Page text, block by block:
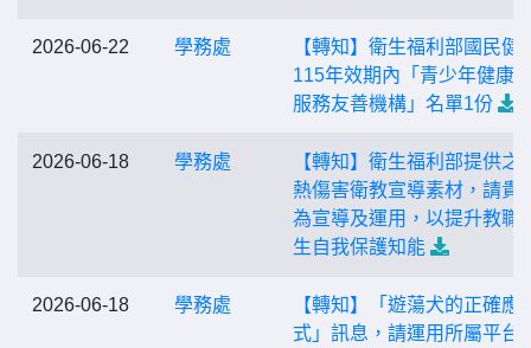
2026-06-22 學務處
【轉知】衛生福利部國民健
115年效期內「青少年健康
服務友善機構」名單1份
2026-06-18 學務處
【轉知】衛生福利部提供之
熱傷害衛教宣導素材，請貴
為宣導及運用，以提升教職
生自我保護知能
2026-06-18 學務處
【轉知】「遊蕩犬的正確應
式」訊息，請運用所屬平台